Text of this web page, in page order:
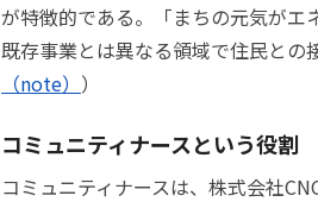
が特徴的である。「まちの元気がエ
既存事業とは異なる領域で住民との
（note） ）
コミュニティナースという役割
コミュニティナースは、株式会社